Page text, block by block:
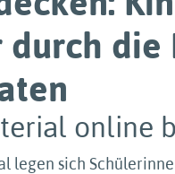
die
online
legen sich